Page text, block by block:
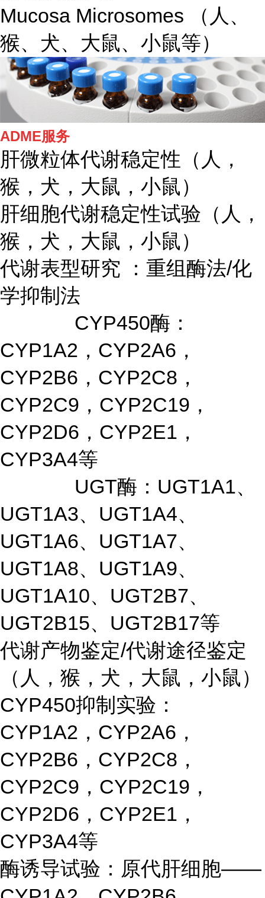
Mucosa Microsomes （人、
猴、犬、大鼠、小鼠等）
ADME服务
肝微粒体代谢稳定性（人，
猴，犬，大鼠，小鼠）
肝细胞代谢稳定性试验（人，
猴，犬，大鼠，小鼠）
代谢表型研究 ：重组酶法/化
学抑制法
CYP450酶：
CYP1A2，CYP2A6，
CYP2B6，CYP2C8，
CYP2C9，CYP2C19，
CYP2D6，CYP2E1，
CYP3A4等
UGT酶：UGT1A1、
UGT1A3、UGT1A4、
UGT1A6、UGT1A7、
UGT1A8、UGT1A9、
UGT1A10、UGT2B7、
UGT2B15、UGT2B17等
代谢产物鉴定/代谢途径鉴定
（人，猴，犬，大鼠，小鼠）
CYP450抑制实验：
CYP1A2，CYP2A6，
CYP2B6，CYP2C8，
CYP2C9，CYP2C19，
CYP2D6，CYP2E1，
CYP3A4等
酶诱导试验：原代肝细胞——